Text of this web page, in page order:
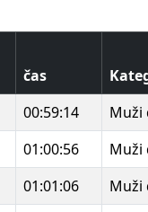
čas
00:59:14 Muži
01:00:56 Muži
01:01:06 Muži